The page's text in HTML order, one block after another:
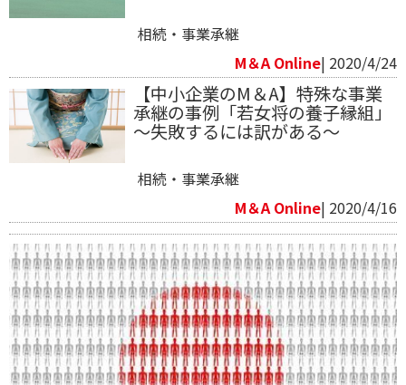
相続・事業承継
M＆A Online| 2020/4/24
【中小企業のM＆A】特殊な事業
承継の事例「若女将の養子縁組」
～失敗するには訳がある～
相続・事業承継
M＆A Online| 2020/4/16